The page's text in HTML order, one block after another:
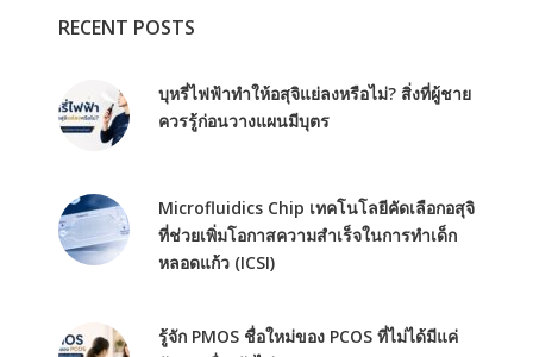
RECENT POSTS
บุหรี่ไฟฟ้าทำให้อสุจิแย่ลงหรือไม่? สิ่งที่ผู้ชาย
ควรรู้ก่อนวางแผนมีบุตร
Microfluidics Chip เทคโนโลยีคัดเลือกอสุจิ
ที่ช่วยเพิ่มโอกาสความสำเร็จในการทำเด็ก
หลอดแก้ว (ICSI)
รู้จัก PMOS ชื่อใหม่ของ PCOS ที่ไม่ได้มีแค่